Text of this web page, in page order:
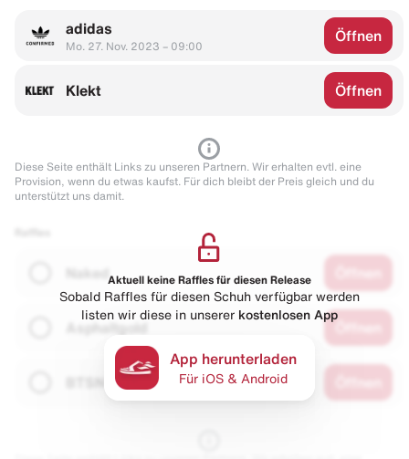
adidas
Mo. 27. Nov. 2023 – 09:00
Öffnen
Klekt Öffnen
Diese Seite enthält Links zu unseren Partnern. Wir erhalten evtl. eine
Provision, wenn du etwas kaufst. Für dich bleibt der Preis gleich und du
unterstützt uns damit.
Naked
Asphaltgold
Aktuell keine Raffles für diesen Release
Sobald Raffles für diesen Schuh verfügbar werden
listen wir diese in unserer kostenlosen App
App herunterladen
Für iOS & Android